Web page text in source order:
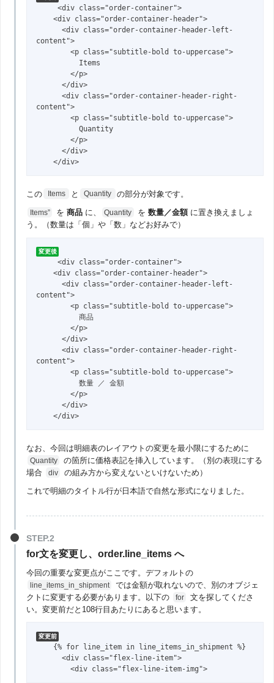
     <div class="order-container">
    <div class="order-container-header">
      <div class="order-container-header-left-
content">
        <p class="subtitle-bold to-uppercase">
        </p>
      </div>
      <div class="order-container-header-right-
content">
        <p class="subtitle-bold to-uppercase">
          Quantity
        </p>
      </div>
    </div>
この Items と Quantity の部分が対象です。
Items” を 商品に、 Quantity を数量／金額に置き換えましょ
う。（数量は「個」や「数」などお好みで）
変更後
     <div class="order-container">
    <div class="order-container-header">
      <div class="order-container-header-left-
content">
        <p class="subtitle-bold to-uppercase">
          商品
        </p>
      </div>
      <div class="order-container-header-right-
content">
        <p class="subtitle-bold to-uppercase">
          数量 ／ 金額
        </p>
      </div>
    </div>
なお、今回は明細表のレイアウトの変更を最小限にするために
Quantity
の箇所に価格表記を挿入しています。（別の表現にする
場合
div の組み方から変えないといけないため）
これで明細のタイトル行が日本語で自然な形式になりました。
for文を変更し、order.line_items へ
今回の重要な変更点がここです。デフォルトの
line_items_in_shipment
では金額が取れないので、別のオブジェ
クトに変更する必要があります。以下の
for
文を探してくださ
い。変更前だと108行目あたりにあると思います。
変更前
      <div class="flex-line-item">
        <div class="flex-line-item-img">